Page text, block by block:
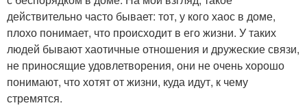
действительно часто бывает: тот, у кого хаос в доме,
плохо понимает, что происходит в его жизни. У таких
людей бывают хаотичные отношения и дружеские связи,
не приносящие удовлетворения, они не очень хорошо
понимают, что хотят от жизни, куда идут, к чему
стремятся.